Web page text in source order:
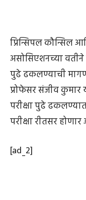
प्रिन्सिपल कौन्सिल
असोसिएशनच्या
पुढे ढकलण्याची
प्रोफेसर संजीव कुमार
परीक्षा पुढे
परीक्षा रीतसर
[ad_2]